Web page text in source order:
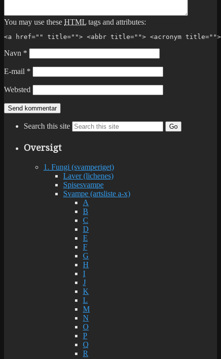
You may use these HTML tags and attributes:
<a href="" title=""> <abbr title=""> <acronym title="">
Navn *
E-mail *
Websted
Search this site Go
Oversigt
1. Fungi (svamperiget)
Laver (lichenes)
Spisesvampe
Svampe (artsliste a-x)
A
B
C
D
E
F
G
H
I
J
K
L
M
N
O
P
Q
R